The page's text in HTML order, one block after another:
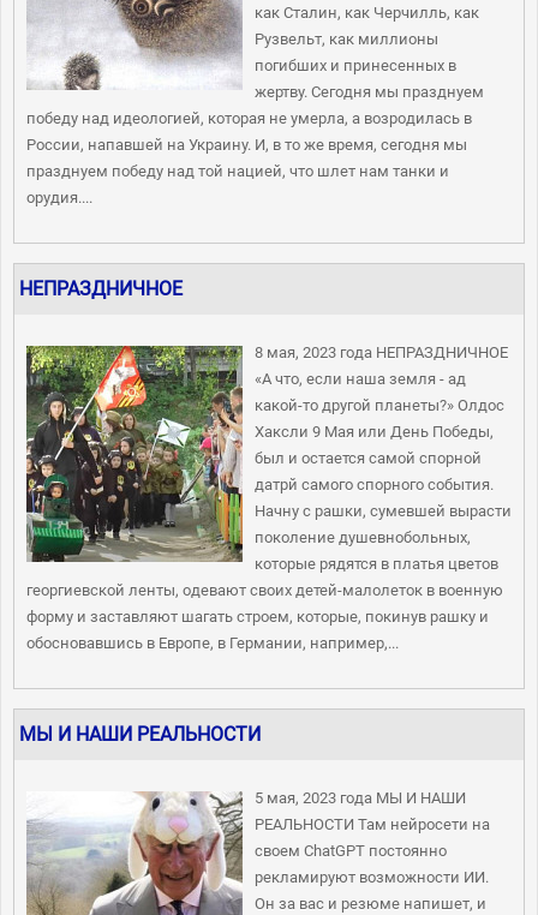
как Сталин, как Черчилль, как
Рузвельт, как миллионы
погибших и принесенных в
жертву. Сегодня мы празднуем
победу над идеологией, которая не умерла, а возродилась в
России, напавшей на Украину. И, в то же время, сегодня мы
празднуем победу над той нацией, что шлет нам танки и
орудия....
НЕПРАЗДНИЧНОЕ
8 мая, 2023 года НЕПРАЗДНИЧНОЕ
«А что, если наша земля - ад
какой-то другой планеты?» Олдос
Хаксли 9 Мая или День Победы,
был и остается самой спорной
датрй самого спорного события.
Начну с рашки, сумевшей вырасти
поколение душевнобольных,
которые рядятся в платья цветов
георгиевской ленты, одевают своих детей-малолеток в военную
форму и заставляют шагать строем, которые, покинув рашку и
обосновавшись в Европе, в Германии, например,...
МЫ И НАШИ РЕАЛЬНОСТИ
5 мая, 2023 года МЫ И НАШИ
РЕАЛЬНОСТИ Там нейросети на
своем ChatGPT постоянно
рекламируют возможности ИИ.
Он за вас и резюме напишет, и